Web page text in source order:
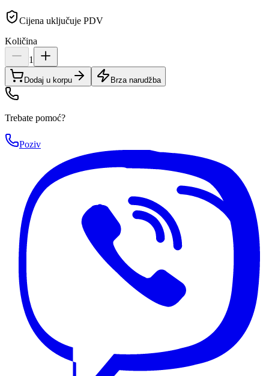
Cijena uključuje PDV
Količina
1
Dodaj u korpu Brza narudžba
Trebate pomoć?
Poziv